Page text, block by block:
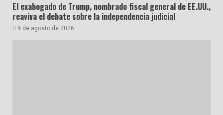
El exabogado de Trump, nombrado fiscal general de EE.UU.,
reaviva el debate sobre la independencia judicial
9 de agosto de 2026